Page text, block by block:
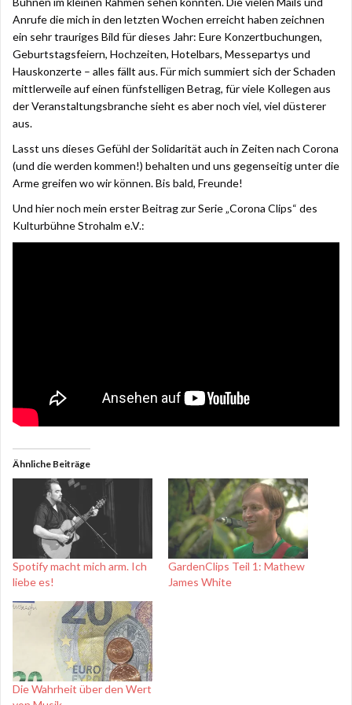
Anrufe die mich in den letzten Wochen erreicht haben zeichnen
ein sehr trauriges Bild für dieses Jahr: Eure Konzertbuchungen,
Geburtstagsfeiern, Hochzeiten, Hotelbars, Messepartys und
Hauskonzerte – alles fällt aus. Für mich summiert sich der Schaden
mittlerweile auf einen fünfstelligen Betrag, für viele Kollegen aus
der Veranstaltungsbranche sieht es aber noch viel, viel düsterer
aus.
Lasst uns dieses Gefühl der Solidarität auch in Zeiten nach Corona
(und die werden kommen!) behalten und uns gegenseitig unter die
Arme greifen wo wir können. Bis bald, Freunde!
Und hier noch mein erster Beitrag zur Serie „Corona Clips“ des
Kulturbühne Strohalm e.V.:
Ähnliche Beiträge
Spotify macht mich arm. Ich
liebe es!
GardenClips Teil 1: Mathew
James White
Die Wahrheit über den Wert